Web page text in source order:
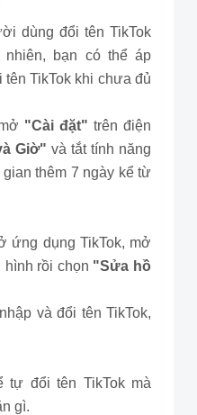
dùng đổi tên TikTok
nhiên, bạn có thể áp
TikTok khi chưa đủ
"Cài đặt" trên điện
Giờ" và tắt tính năng
thêm 7 ngày kể từ
ứng dụng TikTok, mở
hình rồi chọn "Sửa hồ
và đổi tên TikTok,
tự đổi tên TikTok mà
gì.